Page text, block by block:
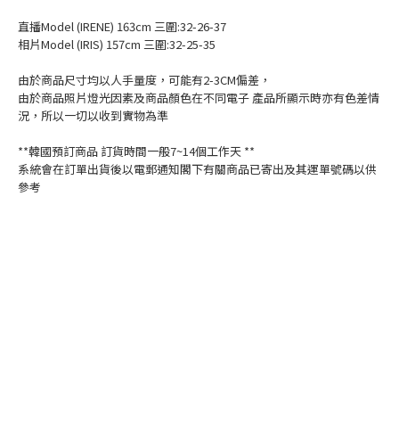
直播Model (IRENE) 163cm 三圍:32-26-37
相片Model (IRIS) 157cm 三圍:32-25-35
由於商品尺寸均以人手量度，可能有2-3CM偏差，
由於商品照片燈光因素及商品顏色在不同電子 產品所顯示時亦有色差情
況，所以一切以收到實物為準
**韓國預訂商品 訂貨時間一般7~14個工作天 **
系統會在訂單出貨後以電郵通知閣下有關商品已寄出及其運單號碼以供
參考